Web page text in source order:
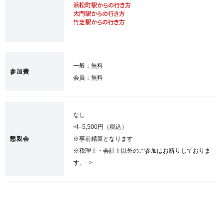
浜松町駅からの行き方
大門駅からの行き方
竹芝駅からの行き方
参加費
一般：無料
会員：無料
懇親会
なし
<!--5,500円（税込）
※事前精算となります
※税理士・会計士以外のご参加はお断りしておりま
す。-->